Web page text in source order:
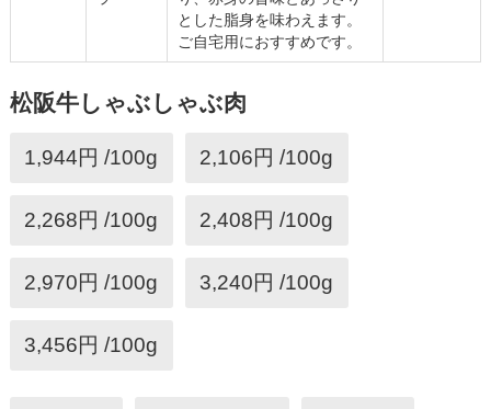
とした脂身を味わえます。
ご自宅用におすすめです。
松阪牛しゃぶしゃぶ肉
1,944円 /100g 2,106円 /100g
2,268円 /100g 2,408円 /100g
2,970円 /100g 3,240円 /100g
3,456円 /100g